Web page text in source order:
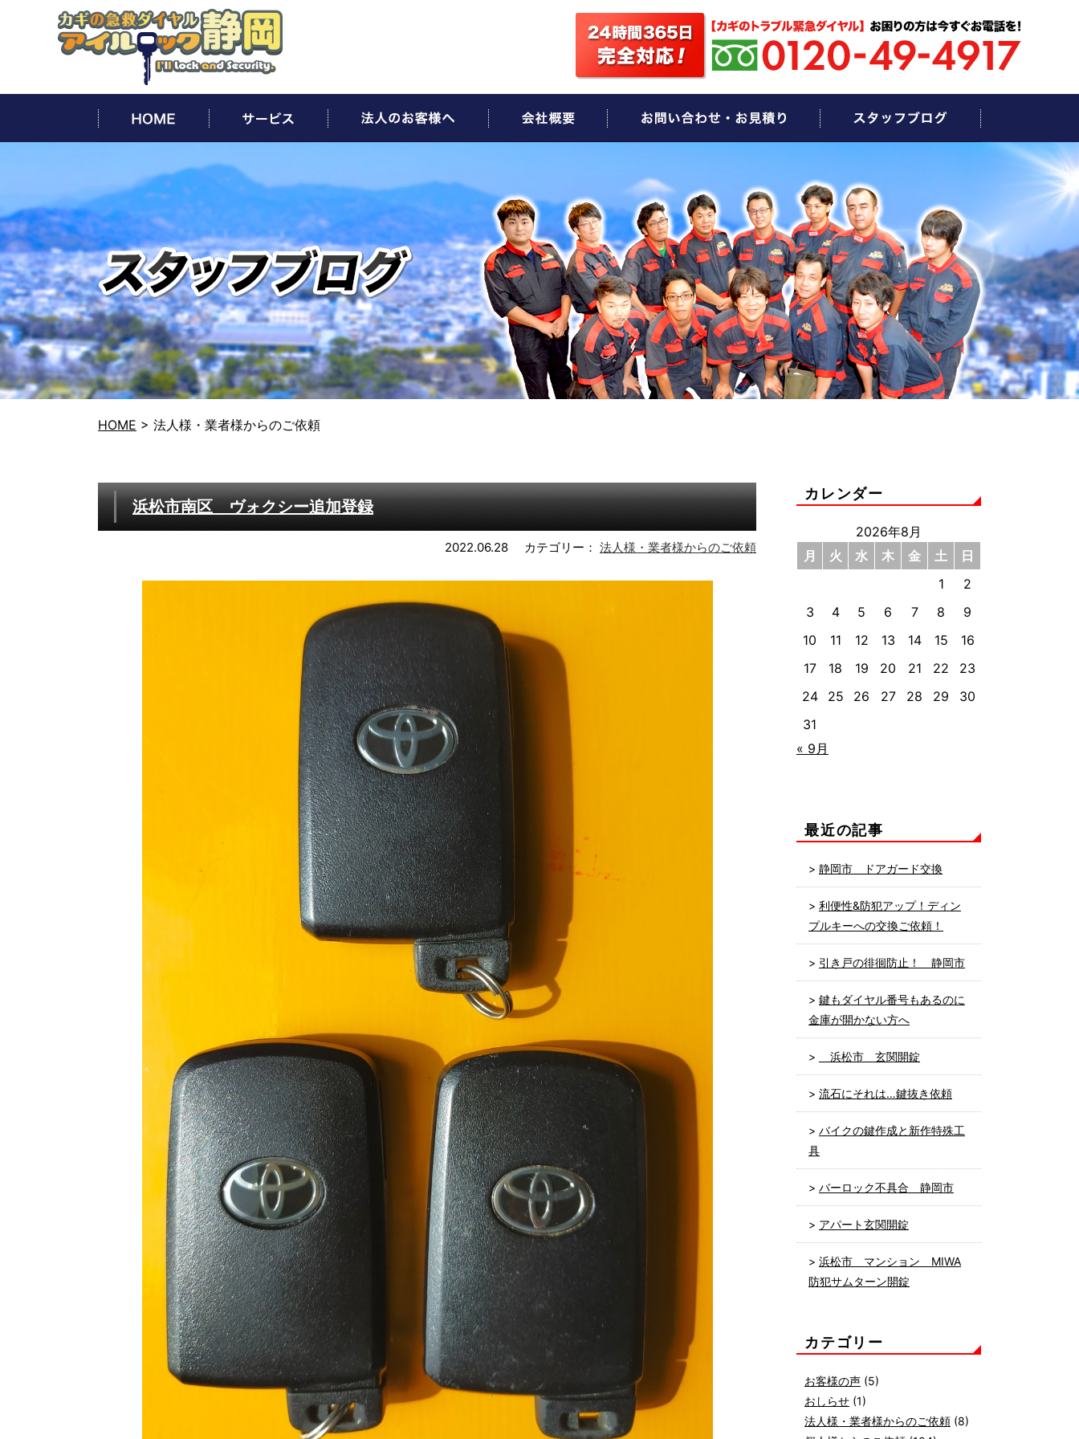
HOME > 法人様・業者様からのご依頼
浜松市南区 ヴォクシー追加登録
2022.06.28 カテゴリー： 法人様・業者様からのご依頼
カレンダー
2026年8月
月
火 水 木 金 土
日
1
2
3
4 5 6 7 8
9
10
11 12 13 14 15
16
17
18 19 20 21 22
23
24
25 26 27 28 29
30
31
« 9月
最近の記事
静岡市 ドアガード交換
利便性&防犯アップ！ディン
プルキーへの交換ご依頼！
引き戸の徘徊防止！ 静岡市
鍵もダイヤル番号もあるのに
金庫が開かない方へ
浜松市 玄関開錠
流石にそれは…鍵抜き依頼
バイクの鍵作成と新作特殊工
具
バーロック不具合 静岡市
アパート玄関開錠
浜松市 マンション MIWA
防犯サムターン開錠
カテゴリー
お客様の声 (5)
おしらせ (1)
法人様・業者様からのご依頼 (8)